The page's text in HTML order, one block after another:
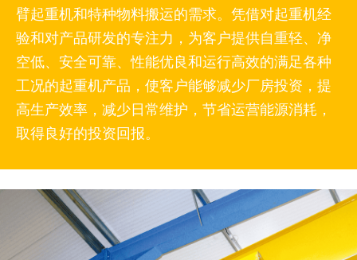
臂起重机和特种物料搬运的需求。凭借对起重机经
验和对产品研发的专注力，为客户提供自重轻、净
空低、安全可靠、性能优良和运行高效的满足各种
工况的起重机产品，使客户能够减少厂房投资，提
高生产效率，减少日常维护，节省运营能源消耗，
取得良好的投资回报。